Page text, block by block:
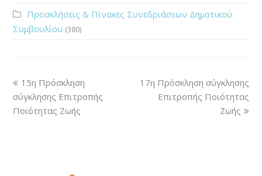
Προσκλήσεις & Πίνακες Συνεδριάσεων Δημοτικού
Συμβουλίου (380)
15η Πρόσκληση
σύγκλησης Επιτροπής
Ποιότητας Ζωής
17η Πρόσκληση σύγκλησης
Επιτροπής Ποιότητας
Ζωής